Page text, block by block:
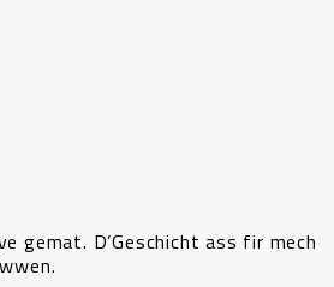
gemat. D’Geschicht ass fir mech